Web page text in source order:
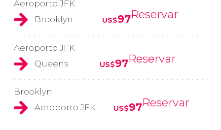
Aeroporto JFK
Brooklyn
US$97Reservar
Aeroporto JFK
Queens
US$97Reservar
Brooklyn
Aeroporto JFK
US$97Reservar